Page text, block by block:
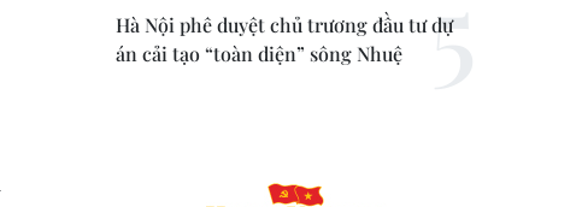
Hà Nội phê duyệt chủ trương đầu tư dự
án cải tạo “toàn diện” sông Nhuệ